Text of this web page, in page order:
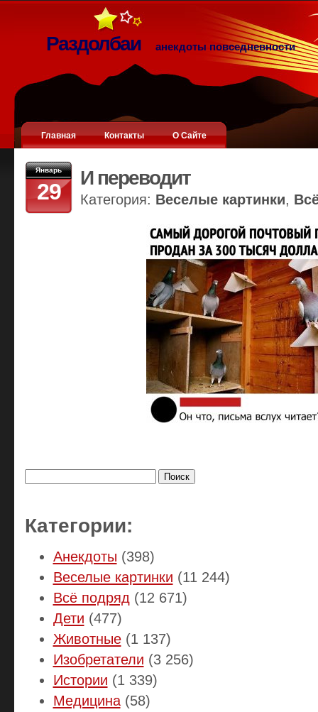
Раздолбаи анекдоты повседневности
Главная Контакты О Сайте
Январь
29
И переводит
Категория: Веселые картинки,
Категории:
Анекдоты (398)
Веселые картинки (11 244)
Всё подряд (12 671)
Дети (477)
Животные(1 137)
Изобретатели (3 256)
Истории (1 339)
Медицина(58)